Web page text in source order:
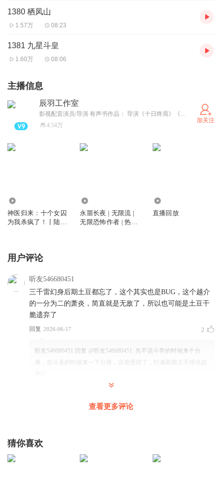
1380 栖凤山
1.57万 08:23
1381 九星斗皇
1.60万 08:06
主播信息
辰羽工作室
影视配音演员/导演 有声书作品： 导演《十日终焉》《诸神愚戏》等… 配音《知否知否应是绿肥红瘦》顾廷烨 《簪中录》王蕴 《我以狐仙镇百鬼》吴劫 等…
4.54万
加关注
神医归来：十个女囚
为我杀疯了！丨陆龙
永噩长夜 | 无限流 |
无限恐怖作者 | 热血 |
直播回放
用户评论
听友546680451
三千雷幻身后期土豆都忘了，这个其实也是BUG，这个越介
的一分为二的萧炎，简直就是无敌了，所以也可能是土豆干
脆遗弃了
回复 2026-06-17 2
听友546680451 回复 @听友546680451 : 先不说斗帝的时候来个分
身，在斗圣的时候来一下分身，这谁受得了，打魂殿殿主不得吊起
查看更多评论
猜你喜欢